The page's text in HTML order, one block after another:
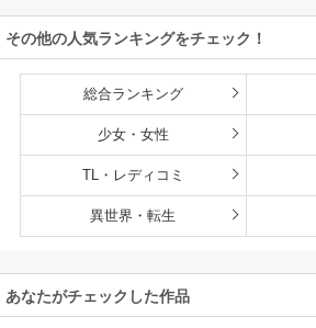
その他の人気ランキングをチェック！
総合ランキング
少女・女性
TL・レディコミ
異世界・転生
あなたがチェックした作品